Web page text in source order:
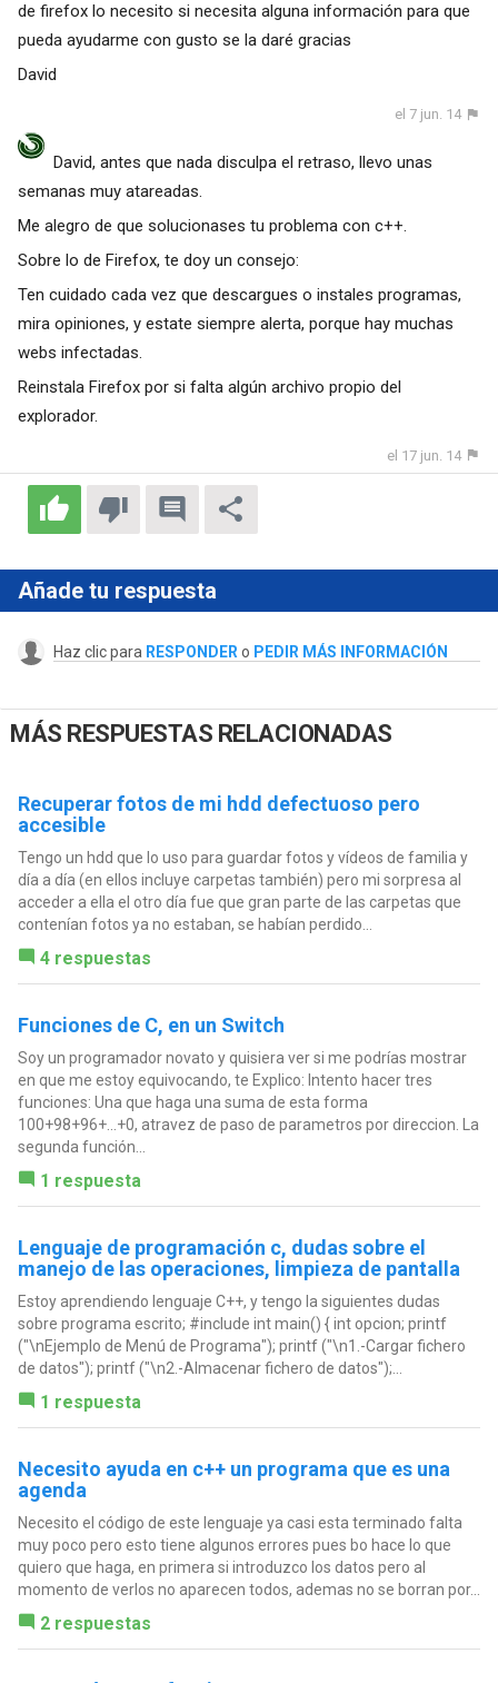
de firefox lo necesito si necesita alguna información para que
pueda ayudarme con gusto se la daré gracias
David
el 7 jun. 14
David, antes que nada disculpa el retraso, llevo unas
semanas muy atareadas.
Me alegro de que solucionases tu problema con c++.
Sobre lo de Firefox, te doy un consejo:
Ten cuidado cada vez que descargues o instales programas,
mira opiniones, y estate siempre alerta, porque hay muchas
webs infectadas.
Reinstala Firefox por si falta algún archivo propio del
explorador.
el 17 jun. 14
Añade tu respuesta
Haz clic para RESPONDER o PEDIR MÁS INFORMACIÓN
MÁS RESPUESTAS RELACIONADAS
Recuperar fotos de mi hdd defectuoso pero
accesible
Tengo un hdd que lo uso para guardar fotos y vídeos de familia y
día a día (en ellos incluye carpetas también) pero mi sorpresa al
acceder a ella el otro día fue que gran parte de las carpetas que
contenían fotos ya no estaban, se habían perdido...
4 respuestas
Funciones de C, en un Switch
Soy un programador novato y quisiera ver si me podrías mostrar
en que me estoy equivocando, te Explico: Intento hacer tres
funciones: Una que haga una suma de esta forma
100+98+96+...+0, atravez de paso de parametros por direccion. La
segunda función...
1 respuesta
Lenguaje de programación c, dudas sobre el
manejo de las operaciones, limpieza de pantalla
Estoy aprendiendo lenguaje C++, y tengo la siguientes dudas
sobre programa escrito; #include int main() { int opcion; printf
("\nEjemplo de Menú de Programa"); printf ("\n1.-Cargar fichero
de datos"); printf ("\n2.-Almacenar fichero de datos");...
1 respuesta
Necesito ayuda en c++ un programa que es una
agenda
Necesito el código de este lenguaje ya casi esta terminado falta
muy poco pero esto tiene algunos errores pues bo hace lo que
quiero que haga, en primera si introduzco los datos pero al
momento de verlos no aparecen todos, ademas no se borran por...
2 respuestas